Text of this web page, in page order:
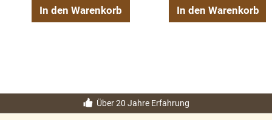
In den Warenkorb In den Warenkorb
Über 20 Jahre Erfahrung